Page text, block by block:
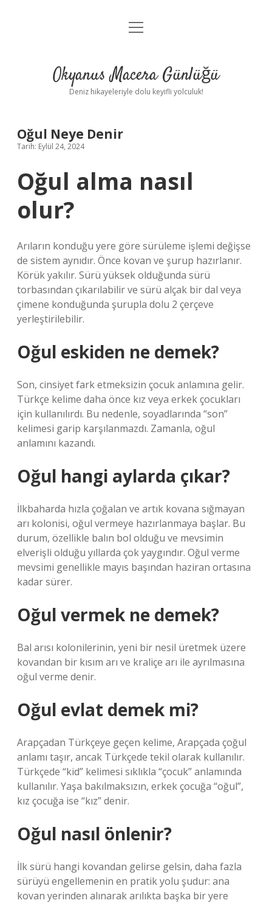
Anasayfa
Yasal Uyarı
menüyü
Okyanus Macera Günlüğü
Deniz hikayeleriyle dolu keyifli yolculuk!
Oğul Neye Denir
Tarih: Eylül 24, 2024
Oğul alma nasıl
olur?
Arıların konduğu yere göre sürüleme işlemi değişse
de sistem aynıdır. Önce kovan ve şurup hazırlanır.
Körük yakılır. Sürü yüksek olduğunda sürü
torbasından çıkarılabilir ve sürü alçak bir dal veya
çimene konduğunda şurupla dolu 2 çerçeve
yerleştirilebilir.
Oğul eskiden ne demek?
Son, cinsiyet fark etmeksizin çocuk anlamına gelir.
Türkçe kelime daha önce kız veya erkek çocukları
için kullanılırdı. Bu nedenle, soyadlarında “son”
kelimesi garip karşılanmazdı. Zamanla, oğul
anlamını kazandı.
Oğul hangi aylarda çıkar?
İlkbaharda hızla çoğalan ve artık kovana sığmayan
arı kolonisi, oğul vermeye hazırlanmaya başlar. Bu
durum, özellikle balın bol olduğu ve mevsimin
elverişli olduğu yıllarda çok yaygındır. Oğul verme
mevsimi genellikle mayıs başından haziran ortasına
kadar sürer.
Oğul vermek ne demek?
Bal arısı kolonilerinin, yeni bir nesil üretmek üzere
kovandan bir kısım arı ve kraliçe arı ile ayrılmasına
oğul verme denir.
Oğul evlat demek mi?
Arapçadan Türkçeye geçen kelime, Arapçada çoğul
anlamı taşır, ancak Türkçede tekil olarak kullanılır.
Türkçede “kid” kelimesi sıklıkla “çocuk” anlamında
kullanılır. Yaşa bakılmaksızın, erkek çocuğa “oğul”,
kız çocuğa ise “kız” denir.
Oğul nasıl önlenir?
İlk sürü hangi kovandan gelirse gelsin, daha fazla
sürüyü engellemenin en pratik yolu şudur: ana
kovan yerinden alınarak arılıkta başka bir yere